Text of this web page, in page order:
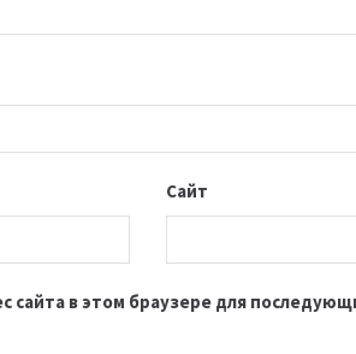
Сайт
сайта в этом браузере для